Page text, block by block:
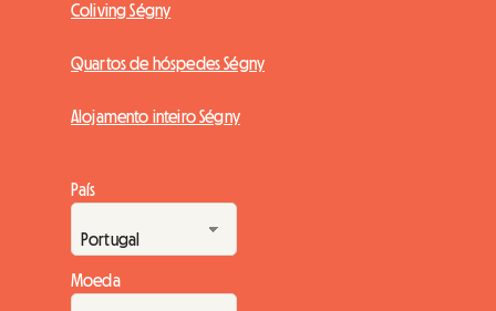
Coliving Ségny
Quartos de hóspedes Ségny
Alojamento inteiro Ségny
País
Moeda